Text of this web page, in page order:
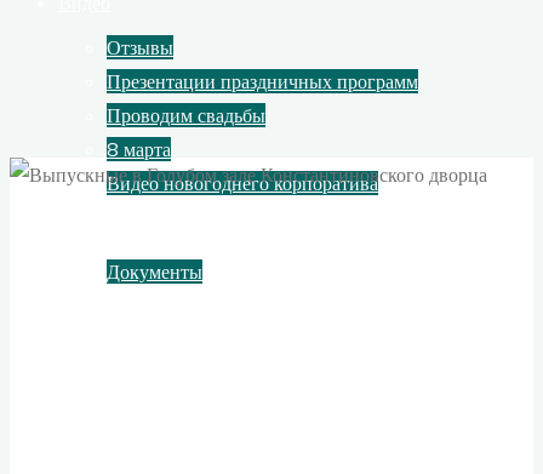
Отзывы
Презентации праздничных программ
Проводим свадьбы
8 марта
Видео новогоднего корпоратива
Документы